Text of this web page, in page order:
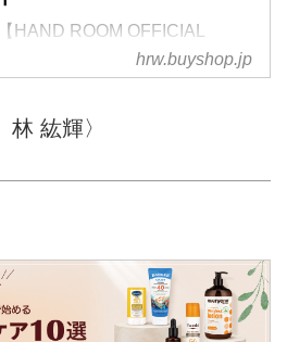
【HAND ROOM OFFICIAL
ONLINE STORE】Craftman's
for exclusive daily
にこそ、妥協なきクオリティーを
つらえた上質なものをながく楽
で着心地の良いパターンメイキ
グを駆使し長年に渡って服作り
共におこなってきた日本各地の
れた職人とその巧手を集結さ
hrw.buyshop.jp
林 紘輝〉